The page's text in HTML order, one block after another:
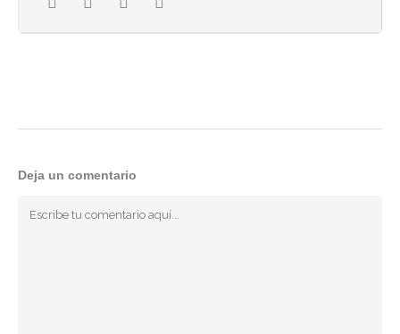
Imparte:Viviana Almonacid de Melon Créations
Si quieres venir a este curso:
Deja un comentario